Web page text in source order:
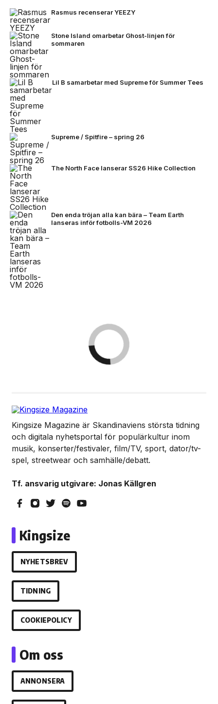
Rasmus recenserar YEEZY
Stone Island omarbetar Ghost-linjen för
sommaren
Lil B samarbetar med Supreme för Summer Tees
Supreme / Spitfire – spring 26
The North Face lanserar SS26 Hike Collection
Den enda tröjan alla kan bära – Team Earth
lanseras inför fotbolls-VM 2026
Kingsize Magazine är Skandinaviens största tidning
och digitala nyhetsportal för populärkultur inom
musik, konserter/festivaler, film/TV, sport, dator/tv-
spel, streetwear och samhälle/debatt.
Tf. ansvarig utgivare: Jonas Källgren
Kingsize
NYHETSBREV
TIDNING
COOKIEPOLICY
Om oss
ANNONSERA